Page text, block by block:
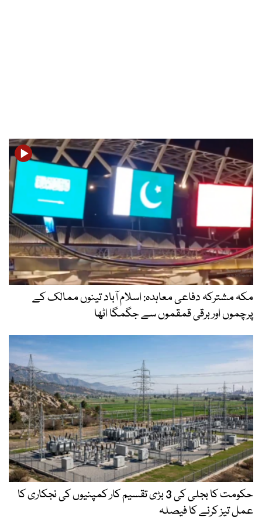
مکہ مشترکہ دفاعی معاہدہ: اسلام آباد تینوں ممالک کے
پرچموں اور برقی قمقموں سے جگمگا اٹھا
حکومت کا بجلی کی 3 بڑی تقسیم کار کمپنیوں کی نجکاری کا
عمل تیز کرنے کا فیصلہ